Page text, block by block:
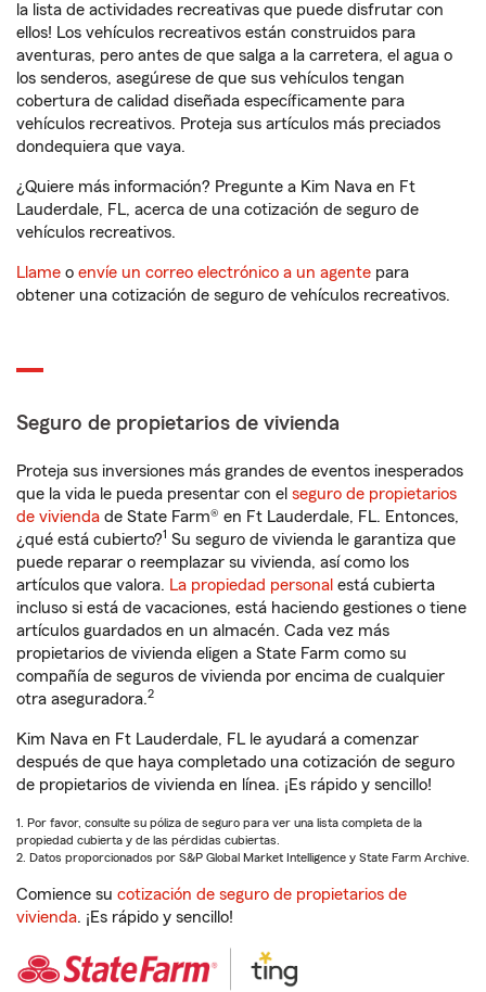
la lista de actividades recreativas que puede disfrutar con
ellos! Los vehículos recreativos están construidos para
aventuras, pero antes de que salga a la carretera, el agua o
los senderos, asegúrese de que sus vehículos tengan
cobertura de calidad diseñada específicamente para
vehículos recreativos. Proteja sus artículos más preciados
dondequiera que vaya.
¿Quiere más información? Pregunte a Kim Nava en Ft
Lauderdale, FL, acerca de una cotización de seguro de
vehículos recreativos.
Llame o envíe un correo electrónico a un agente para
obtener una cotización de seguro de vehículos recreativos.
Seguro de propietarios de vivienda
Proteja sus inversiones más grandes de eventos inesperados
que la vida le pueda presentar con el seguro de propietarios
de vivienda de State Farm® en Ft Lauderdale, FL. Entonces,
¿qué está cubierto?1 Su seguro de vivienda le garantiza que
puede reparar o reemplazar su vivienda, así como los
artículos que valora. La propiedad personal está cubierta
incluso si está de vacaciones, está haciendo gestiones o tiene
artículos guardados en un almacén. Cada vez más
propietarios de vivienda eligen a State Farm como su
compañía de seguros de vivienda por encima de cualquier
otra aseguradora.2
Kim Nava en Ft Lauderdale, FL le ayudará a comenzar
después de que haya completado una cotización de seguro
de propietarios de vivienda en línea. ¡Es rápido y sencillo!
1. Por favor, consulte su póliza de seguro para ver una lista completa de la
propiedad cubierta y de las pérdidas cubiertas.
2. Datos proporcionados por S&P Global Market Intelligence y State Farm Archive.
Comience su cotización de seguro de propietarios de
vivienda. ¡Es rápido y sencillo!